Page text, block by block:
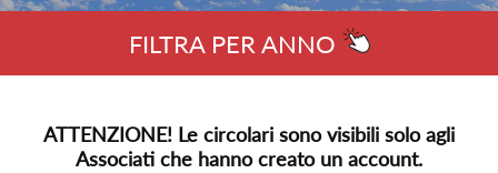
FILTRA PER ANNO
ATTENZIONE! Le circolari sono visibili solo agli
Associati che hanno creato un account.